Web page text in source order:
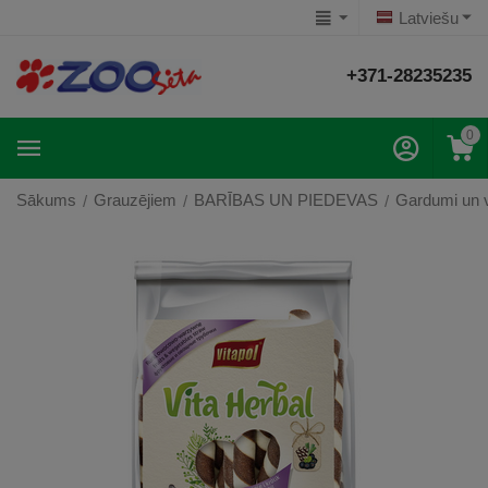
Latviešu
+371-28235235
0
Sākums / Grauzējiem / BARĪBAS UN PIEDEVAS / Gardumi un